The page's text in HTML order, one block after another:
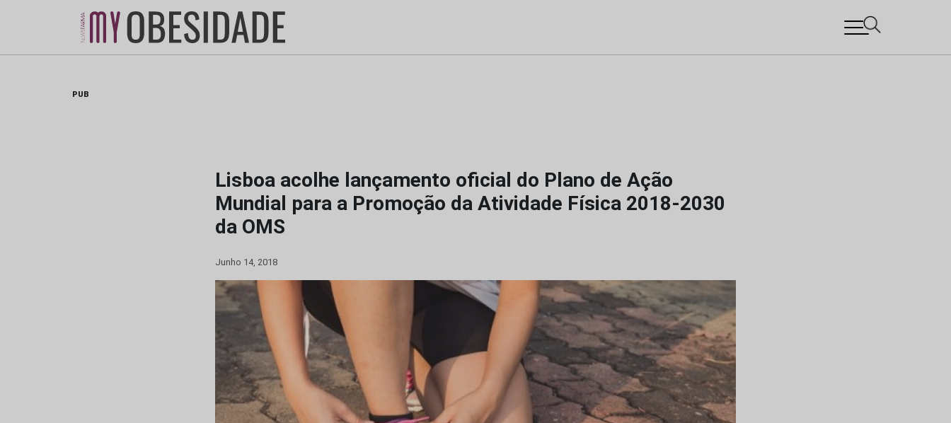
PUB
Lisboa acolhe lançamento oficial do Plano de Ação
Mundial para a Promoção da Atividade Física 2018-2030
da OMS
Junho 14, 2018